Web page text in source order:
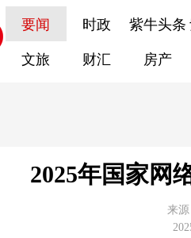
要闻 时政 紫牛头条
文旅 财汇 房产
2025年国家网
来源